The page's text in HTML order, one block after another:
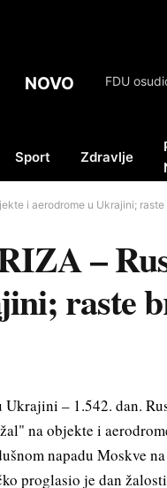
NOVO
Sport Zdravlje
i aerodrome u Ukrajini;
–
raste
– 1.542. dan.
na objekte i
napadu Moskve
proglasio je dan